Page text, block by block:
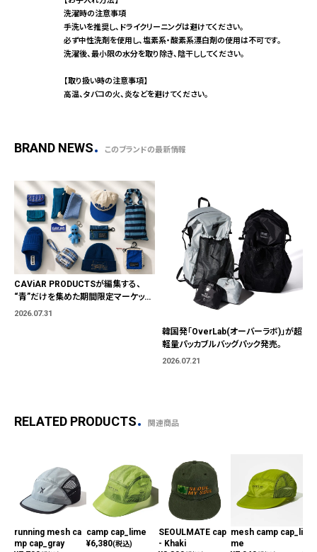
洗濯時の注意事項
手洗いを推奨し、ドライクリーニングは避けてください。
必ず中性洗剤を使用し、塩素系・酸素系漂白剤の使用は不可です。
洗濯後、最小限の水分を取り除き、陰干ししてください。
【取り扱い時の注意事項】
高温、タバコの火、炎などを避けてください。
BRAND NEWS このブランドの最新情報
CAViAR PRODUCTSが編集する、
“青”だけを集めた期間限定マーケット
「BLUE MARKET」が横浜に。ブランド
2026.07.31
韓国発「OverLab(オーバーラボ)」が超
軽量パッカブルバッグパック発売。
2026.07.21
RELATED PRODUCTS 関連商品
running mesh ca
mp cap_gray
camp cap_lime
¥6,380(税込)
SEOULMATE cap
- Khaki
mesh camp cap_li
me